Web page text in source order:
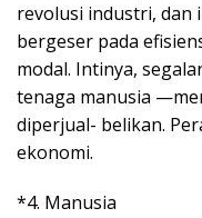
revolusi industri, dan
bergeser pada
modal. Intinya,
tenaga manusia
diperjual- belikan.
ekonomi.
*4. Manusia